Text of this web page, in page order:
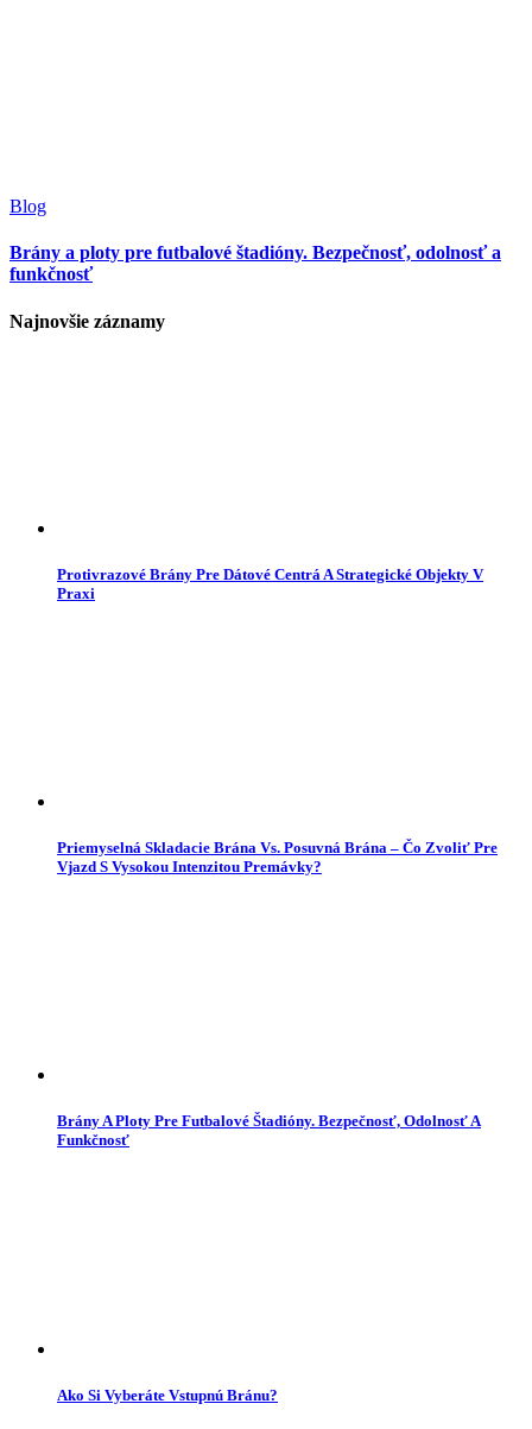
Blog
Brány a ploty pre futbalové štadióny. Bezpečnosť, odolnosť a
funkčnosť
Najnovšie záznamy
Protivrazové Brány Pre Dátové Centrá A Strategické Objekty V
Praxi
Priemyselná Skladacie Brána Vs. Posuvná Brána – Čo Zvoliť Pre
Vjazd S Vysokou Intenzitou Premávky?
Brány A Ploty Pre Futbalové Štadióny. Bezpečnosť, Odolnosť A
Funkčnosť
Ako Si Vyberáte Vstupnú Bránu?